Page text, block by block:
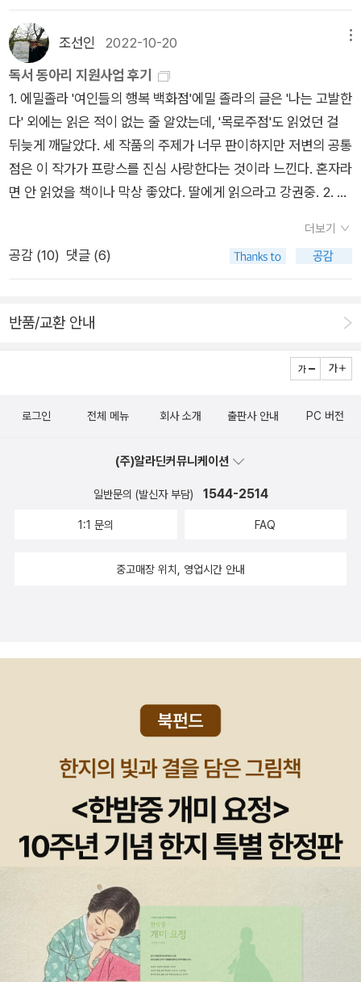
사람과 정을 통하여 아이를 낳았다. 그렇다면 책임을 져야 한
다. 이것은 가난한 환경에서 아이를 키우는 것과는 또 다른 문제
다. 책임감을 갖고, 자신이 선택한 인생을 받아들이고, 그 아이를
키우기 위해 최선을 다해야 한다. 노인의 딸은 나성여관의 숙박비
를 대고, 자신의 아이를 키우기 위해 그렇게 고통스러운 삶을 살
고 있었다. 자신의 목숨을 끊어도 이상하지 않은 상황에서, 자신
이 왜 태어났는지 원망만 하며 살 수 있는 상황에서, 자신만을 바
라보는 두 사람을 부양하기 위해 살았다.그런데 노인은 도대체 뭘
한 것일까? 노인의 지난날에 대한 구체적인 행적은 노인의 입을
통해서만 나온다. 하지만 그것에서도 노인이 무책임하게 아이를
낳고, 그 아이를 기르기 위해 최선을 다하지 않았다는 사실은 너
인 민구를 위해 써야하지 않겠냐는 우연의 말을 듣고서야 찔끔 죄
이북에 가기 위해 강원도로 갔다가 죽었다고 했을 때도 전혀 안타
모시다 교통사고로 운명을 다하는, 그런 삶에 안타까움을 느끼는
고, 그저 한 순간의 쾌락과 욕망에만 몸을 맡기고, 자신의 안위만
른 삶에게 떠넘긴다는 것이다.민구는 비록 정신에 문제가 있는 아
이였지만, 종국에는 우연에게 따스한 위로가 될 수 있는 마지막
능은 절대 중요한 조건이 아니다. 진심만 있으면 된다. 우연과 민
들을 위해서 벌써 자신의 소원을 단념하는 법을 배운 민구가 애통
했다.찌르레기 아저씨의 복수는 우연의 형인 도연이 대신한다. 우
연의 형이 나성여관에 잠시 데리고 왔던 ‘미라’는 1980년대 민주
고문을 당한 도연의 선배였다. 그리고 그 고문기술자는 찌르레기
아저씨의 삶을 파탄 낸 장본인이기도 했다. 결국 그 괴물을 찔렀
던 것이 찌르레기 아저씨가 아니라는 것과, 도연이 그랬다는 것을
짐작은 하고 있었지만, 먹먹한 마음을 감출 수 없었다. 누가 찔렀
든, 두 사람 모두 긴 시간을 이어온 악행의 희생자였기 때문이다.
사람을 죽이는 것이 그 사람의 악행에 대한 벌로 정당화될 수 있
을까? 사람들을 탄압했던 독재의 시절을 끝낼 수 있었던 것은, 정
당한 삶의 권리를 찾고자 노력했던 또 다른 사람들 덕분이었
조선인 2022-10-20
독서 동아리 지원사업 후기
1. 에밀졸라 '여인들의 행복 백화점'에밀 졸라의 글은 '나는 고발한
다' 외에는 읽은 적이 없는 줄 알았는데, '목로주점'도 읽었던 걸
뒤늦게 깨달았다. 세 작품의 주제가 너무 판이하지만 저변의 공통
점은 이 작가가 프랑스를 진심 사랑한다는 것이라 느낀다. 혼자라
면 안 읽었을 책이나 막상 좋았다. 딸에게 읽으라고 강권중. 2. 천
읽지는 않았을 듯. 그러나 덕분에 생각이 참 많아졌고, 뒤늦게 수
십번은 족히 봤던 영화 '블레이드 러너'의 원작을 찾아볼 생각도
제작되었기에 편견을 가지고 꾸준히 멀리 했던 작가. 생각보다 사
회성이 짙어 대학 시절 기억이 많이 떠올랐다. 유튜브에 올라온
옛 드라마 '희망'도 다시 보고, 고인이 되신 이낙훈 선생 모습도 보
소설? 안 읽는다. 청소년 연극? 보러갈 리가. 근데 그 2개를 내가
라고 온 사방에 광고를 냈더랬다. 원작이 좋은 것 이상으로 무장
애 연극의 완성도가 높아 감동했다. 연출가, 배우, 수화통역가, 모
두 만만세다. 결론? 올 한 해 나의 시간이 뜻밖에 참 풍성했다. 하
할 때면 늘 할 말이 많았다. 회사에서도, 사적으로도 꽤 힘든 202
읽으면 100권의 환생 체험이 가능하다고.
더보기
공감 (10) 댓글 (6)
반품/교환 안내
로그인 전체 메뉴 회사 소개 출판사 안내 PC 버전
(주)알라딘커뮤니케이션
일반문의 (발신자 부담) 1544-2514
1:1 문의 FAQ
중고매장 위치, 영업시간 안내